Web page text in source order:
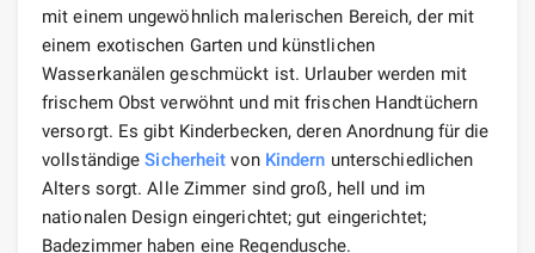
mit einem ungewöhnlich malerischen Bereich, der mit
einem exotischen Garten und künstlichen
Wasserkanälen geschmückt ist. Urlauber werden mit
frischem Obst verwöhnt und mit frischen Handtüchern
versorgt. Es gibt Kinderbecken, deren Anordnung für die
vollständigeSicherheit von Kindern unterschiedlichen
Alters sorgt. Alle Zimmer sind groß, hell und im
nationalen Design eingerichtet; gut eingerichtet;
Badezimmer haben eine Regendusche.